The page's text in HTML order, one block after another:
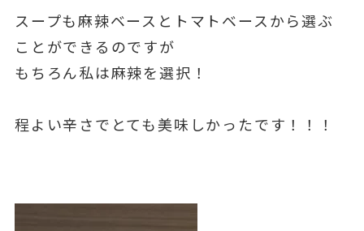
スープも麻辣ベースとトマトベースから選ぶ
ことができるのですが
もちろん私は麻辣を選択！
程よい辛さでとても美味しかったです！！！